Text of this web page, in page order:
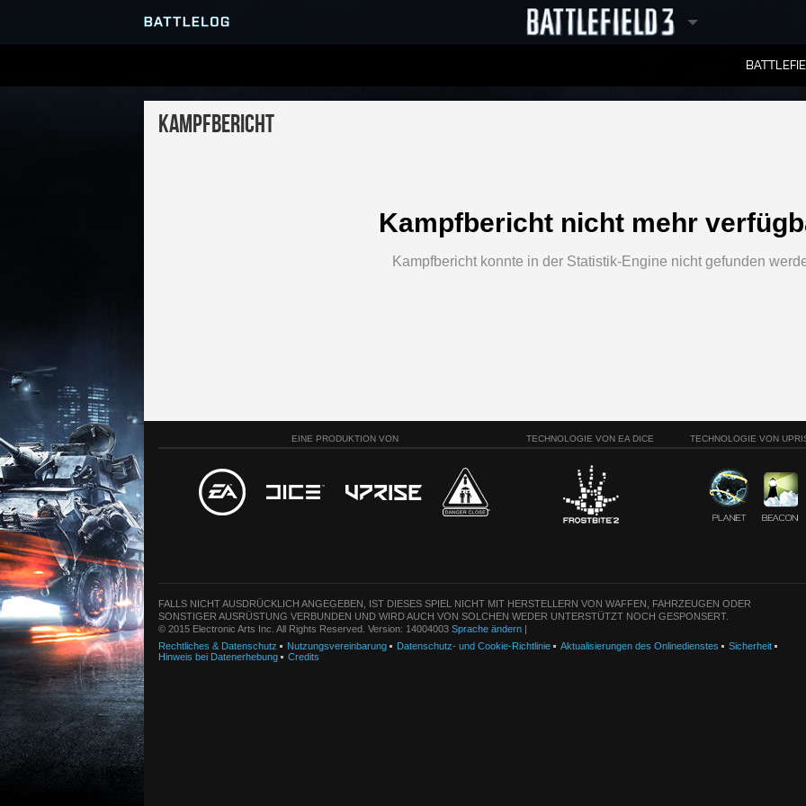
SERVER-BROWSER
Kampfbericht
Kampfbericht nicht mehr
Kampfbericht konnte in der Statistik-Engine nicht gefunden
EINE PRODUKTION VON TECHNOLOGIE VON EA DICE TECHNOLOGIE VON
FALLS NICHT AUSDRÜCKLICH ANGEGEBEN, IST DIESES SPIEL NICHT MIT HERSTELLERN VON WAFFEN, FAHRZEUGEN ODER
SONSTIGER AUSRÜSTUNG VERBUNDEN UND WIRD AUCH VON SOLCHEN WEDER UNTERSTÜTZT NOCH GESPONSERT.
© 2015 Electronic Arts Inc. All Rights Reserved. Version: 14004003 Sprache ändern |
Rechtliches & Datenschutz
Nutzungsvereinbarung Datenschutz- und Cookie-Richtlinie Aktualisierungen des Onlinedienstes
Sicherheit
Hinweis bei Datenerhebung
Credits